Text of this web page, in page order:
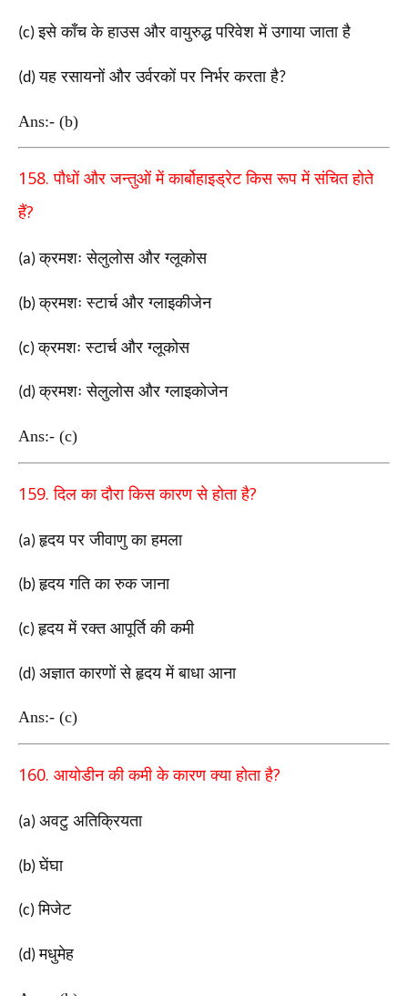
(c)इसे काँच के हाउस और वायुरुद्ध परिवेश में उगाया जाता है
(d)यह रसायनों और उर्वरकों पर निर्भर करता है?
Ans:- (b)
158.पौधों और जन्तुओं में कार्बोहाइड्रेट किस रूप में संचित होते
हैं?
(a)क्रमशः सेलुलोस और ग्लूकोस
(b)क्रमशः स्टार्च और ग्लाइकीजेन
(c)क्रमशः स्टार्च और ग्लूकोस
(d)क्रमशः सेलुलोस और ग्लाइकोजेन
Ans:- (c)
159.दिल का दौरा किस कारण से होता है?
(a)हृदय पर जीवाणु का हमला
(b)हृदय गति का रुक जाना
(c)हृदय में रक्त आपूर्ति की कमी
(d) अज्ञात कारणों से हृदय में बाधा आना
Ans:- (c)
160. आयोडीन की कमी के कारण क्या होता है?
(a) अवटु अतिक्रियता
(b)घेंघा
(c)मिजेट
(d)मधुमेह